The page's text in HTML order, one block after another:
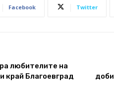
Facebook Twitter
любителите на
край Благоевград